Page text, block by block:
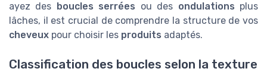
ayez des
boucles serrées ou des ondulations plus
lâches, il est crucial de comprendre la structure de vos
cheveux pour choisir les produits adaptés.
Classification des boucles selon la texture